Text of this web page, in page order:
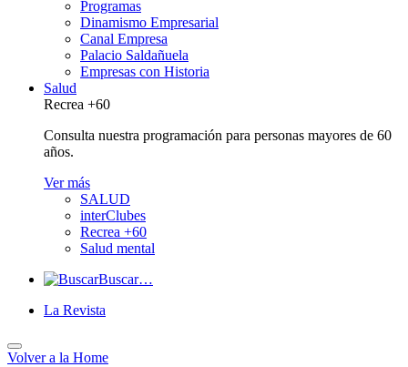
Programas
Dinamismo Empresarial
Canal Empresa
Palacio Saldañuela
Empresas con Historia
Salud
Recrea +60
Consulta nuestra programación para personas mayores de 60
años.
Ver más
SALUD
interClubes
Recrea +60
Salud mental
Buscar…
La Revista
Volver a la Home